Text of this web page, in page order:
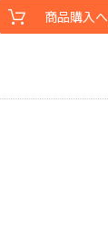
商品購入へ